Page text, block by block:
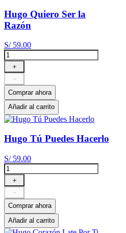
Hugo Quiero Ser la
Razón
S/ 59.00
＋
－
Comprar ahora
Añadir al carrito
Hugo Tú Puedes Hacerlo
S/ 59.00
＋
－
Comprar ahora
Añadir al carrito